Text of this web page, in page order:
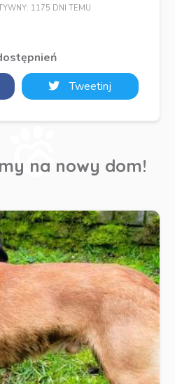
1175 DNI TEMU
Tweetinj
na nowy dom!